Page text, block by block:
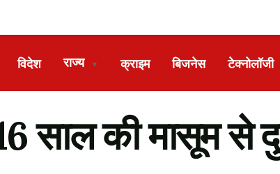
विदेश राज्य ▼ क्राइम बिजनेस टेक्नोलॉजी
साल की मासूम से